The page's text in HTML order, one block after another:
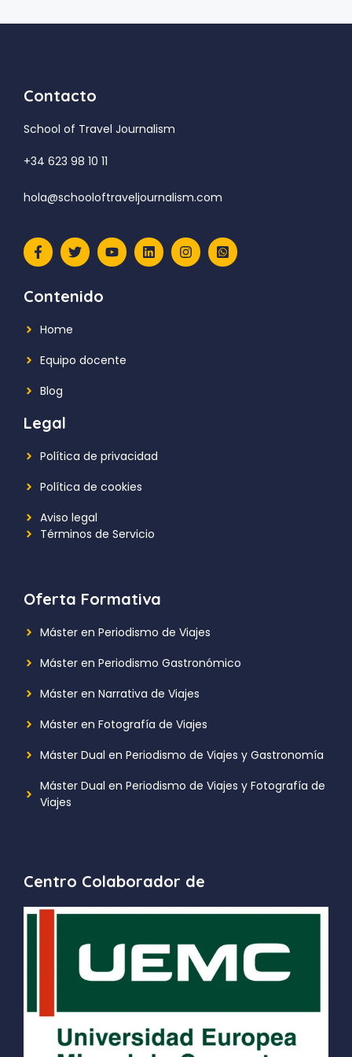
Contacto
School of Travel Journalism
+34 623 98 10 11
hola@schooloftraveljournalism.com
Contenido
Home
Equipo docente
Blog
Legal
Política de privacidad
Política de cookies
Aviso legal
Términos de Servicio
Oferta Formativa
Máster en Periodismo de Viajes
Máster en Periodismo Gastronómico
Máster en Narrativa de Viajes
Máster en Fotografía de Viajes
Máster Dual en Periodismo de Viajes y Gastronomía
Máster Dual en Periodismo de Viajes y Fotografía de
Viajes
Centro Colaborador de